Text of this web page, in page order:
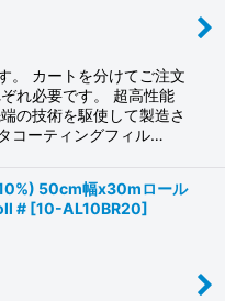
。 カートを分けてご注文
れ必要です。 超高性能
の技術を駆使して製造さ
コーティングフィル…
50cm幅x30mロール
# [10-AL10BR20]